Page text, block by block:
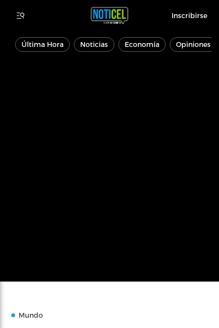
Inscribirse
Última Hora Noticias Economía Opiniones
Mundo